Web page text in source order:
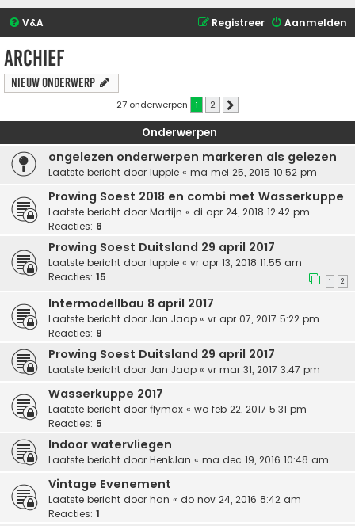
V&A Aanmelden
Registreer
Archief
Nieuw onderwerp
27 onderwerpen 1 2
Onderwerpen
ongelezen onderwerpen markeren als gelezen
Laatste bericht door luppie « ma mei 25, 2015 10:52 pm
Prowing Soest 2018 en combi met Wasserkuppe
Laatste bericht door Martijn « di apr 24, 2018 12:42 pm
Reacties: 6
Prowing Soest Duitsland 29 april 2017
Laatste bericht door luppie « vr apr 13, 2018 11:55 am
Reacties: 15 1 2
Intermodellbau 8 april 2017
Laatste bericht door Jan Jaap « vr apr 07, 2017 5:22 pm
Reacties: 9
Prowing Soest Duitsland 29 april 2017
Laatste bericht door Jan Jaap « vr mar 31, 2017 3:47 pm
Wasserkuppe 2017
Laatste bericht door flymax « wo feb 22, 2017 5:31 pm
Reacties: 5
Indoor watervliegen
Laatste bericht door HenkJan « ma dec 19, 2016 10:48 am
Vintage Evenement
Laatste bericht door han « do nov 24, 2016 8:42 am
Reacties: 1